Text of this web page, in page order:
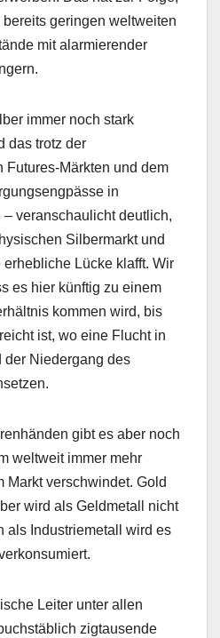
geringen weltweiten
mit alarmierender
immer noch stark
das trotz der
Futures-Märkten und dem
in
veranschaulicht deutlich,
Silbermarkt und
Lücke klafft. Wir
es hier künftig zu einem
kommen wird, bis
ist, wo eine Flucht in
der Niedergang des
gibt es aber noch
weltweit immer mehr
Markt verschwindet. Gold
wird als Geldmetall nicht
als Industriemetall wird es
Leiter unter allen
zigtausende